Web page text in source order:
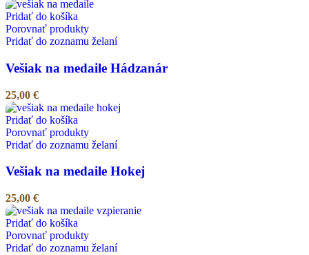
Pridať do košíka
Porovnať produkty
Pridať do zoznamu želaní
Vešiak na medaile Hádzanár
25,00 €
Pridať do košíka
Porovnať produkty
Pridať do zoznamu želaní
Vešiak na medaile Hokej
25,00 €
Pridať do košíka
Porovnať produkty
Pridať do zoznamu želaní